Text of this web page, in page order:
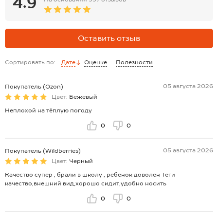
Оставить отзыв
Сортировать по: Дате Оценке Полезности
Покупатель (Ozon)
05 августа 2026
Цвет: Бежевый
Неплохой на тёплую погоду
0 0
Покупатель (Wildberries)
05 августа 2026
Цвет: Черный
Качество супер , брали в школу , ребенок доволен Теги
качество,внешний вид,хорошо сидит,удобно носить
0 0